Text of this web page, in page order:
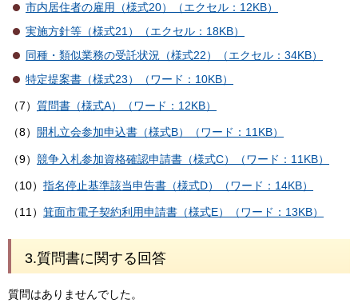
市内居住者の雇用（様式20）（エクセル：12KB）
実施方針等（様式21）（エクセル：18KB）
同種・類似業務の受託状況（様式22）（エクセル：34KB）
特定提案書（様式23）（ワード：10KB）
（7） 質問書（様式A）（ワード：12KB）
（8） 開札立会参加申込書（様式B）（ワード：11KB）
（9） 競争入札参加資格確認申請書（様式C）（ワード：11KB）
（10） 指名停止基準該当申告書（様式D）（ワード：14KB）
（11） 箕面市電子契約利用申請書（様式E）（ワード：13KB）
3.質問書に関する回答
質問はありませんでした。